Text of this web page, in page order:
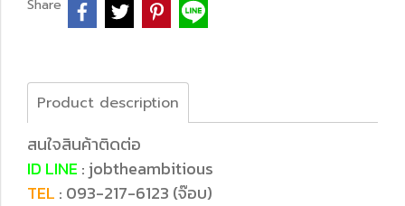
Share
Product description
สนใจสินค้าติดต่อ
ID LINE : jobtheambitious
TEL : 093-217-6123 (จ๊อบ)